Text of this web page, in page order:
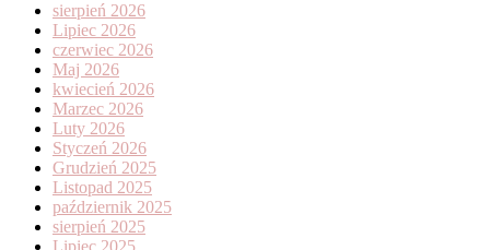
sierpień 2026
Lipiec 2026
czerwiec 2026
Maj 2026
kwiecień 2026
Marzec 2026
Luty 2026
Styczeń 2026
Grudzień 2025
Listopad 2025
październik 2025
sierpień 2025